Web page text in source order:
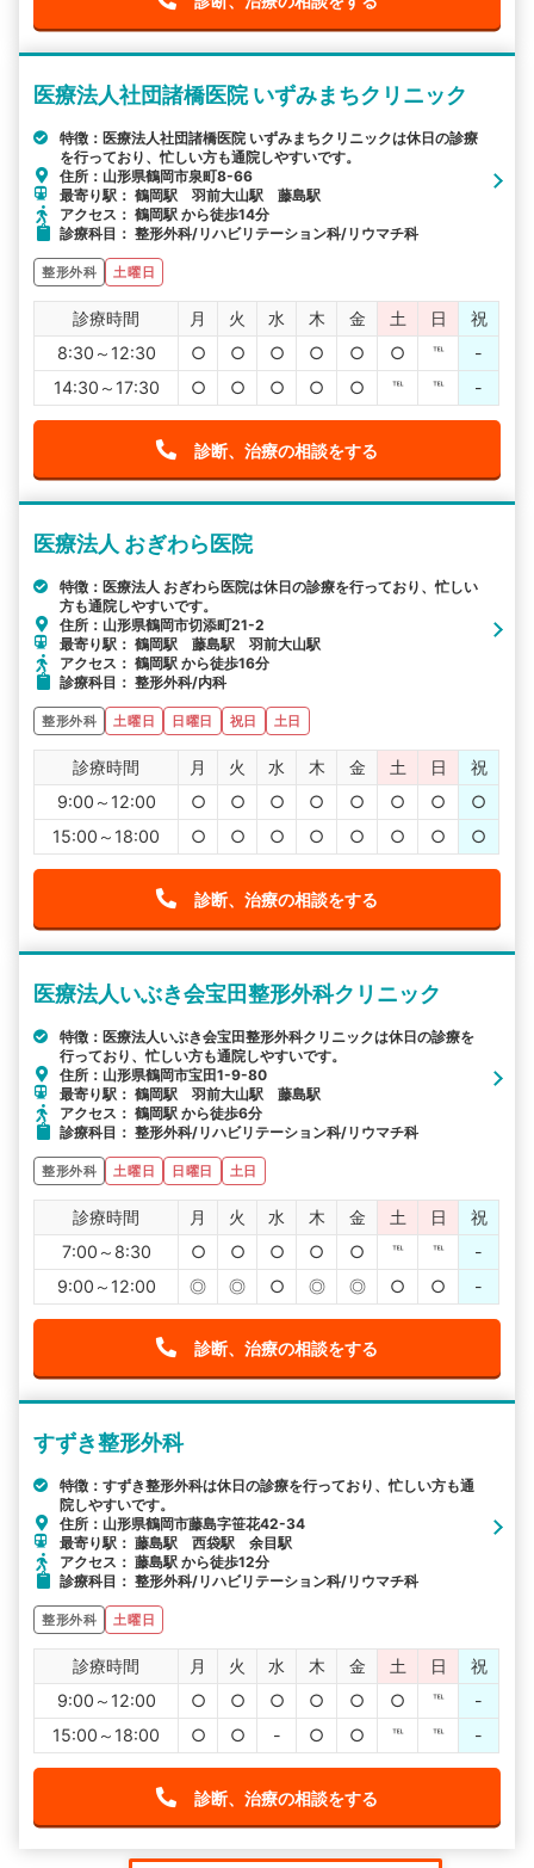
医療法人社団諸橋医院 いずみまちクリニック
特徴：医療法人社団諸橋医院 いずみまちクリニックは休日の診療
を行っており、忙しい方も通院しやすいです。
住所：山形県鶴岡市泉町8-66
最寄り駅： 鶴岡駅 羽前大山駅 藤島駅
アクセス： 鶴岡駅 から徒歩14分
診療科目： 整形外科/リハビリテーション科/リウマチ科
整形外科 土曜日
診療時間 月 火 水 木 金 土 日
祝
8:30～12:30
○ ○ ○ ○ ○ ○ ℡
-
14:30～17:30
○ ○ ○ ○ ○ ℡ ℡ -
診断、治療の相談をする
医療法人 おぎわら医院
特徴：医療法人 おぎわら医院は休日の診療を行っており、忙しい
方も通院しやすいです。
住所：山形県鶴岡市切添町21-2
最寄り駅： 鶴岡駅 藤島駅 羽前大山駅
アクセス： 鶴岡駅 から徒歩16分
診療科目： 整形外科/内科
整形外科 土曜日 日曜日 祝日 土日
診療時間 月 火 水 木 金 土 日
祝
9:00～12:00
○ ○ ○ ○ ○ ○ ○
○
15:00～18:00
○ ○ ○ ○ ○ ○ ○ ○
診断、治療の相談をする
医療法人いぶき会宝田整形外科クリニック
特徴：医療法人いぶき会宝田整形外科クリニックは休日の診療を
行っており、忙しい方も通院しやすいです。
住所：山形県鶴岡市宝田1-9-80
最寄り駅： 鶴岡駅 羽前大山駅 藤島駅
アクセス： 鶴岡駅 から徒歩6分
診療科目： 整形外科/リハビリテーション科/リウマチ科
整形外科 土曜日 日曜日 土日
診療時間 月 火 水 木 金 土 日
祝
7:00～8:30
○ ○ ○ ○ ○ ℡ ℡
-
9:00～12:00
◎ ◎ ○ ◎ ◎ ○ ○ -
診断、治療の相談をする
すずき整形外科
特徴：すずき整形外科は休日の診療を行っており、忙しい方も通
院しやすいです。
住所：山形県鶴岡市藤島字笹花42-34
最寄り駅： 藤島駅 西袋駅 余目駅
アクセス： 藤島駅 から徒歩12分
診療科目： 整形外科/リハビリテーション科/リウマチ科
整形外科 土曜日
診療時間 月 火 水 木 金 土 日
祝
9:00～12:00
○ ○ ○ ○ ○ ○ ℡
-
15:00～18:00
○ ○ - ○ ○ ℡ ℡ -
診断、治療の相談をする